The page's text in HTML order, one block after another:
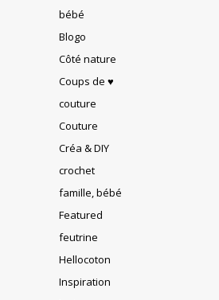
bébé
Blogo
Côté nature
Coups de ♥
couture
Couture
Créa & DIY
crochet
famille, bébé
Featured
feutrine
Hellocoton
Inspiration